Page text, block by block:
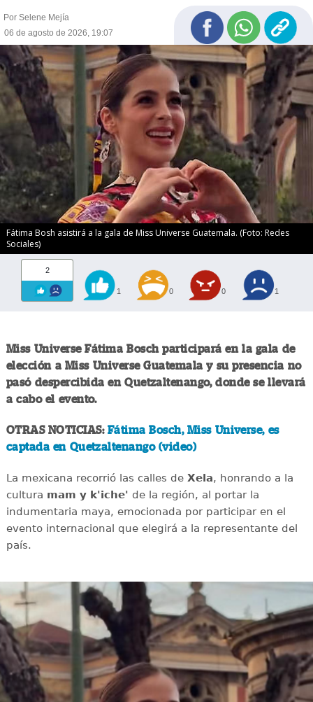
Por Selene Mejía
06 de agosto de 2026, 19:07
Fátima Bosh asistirá a la gala de Miss Universe Guatemala. (Foto: Redes
Sociales)
2
1 0 0 1
Miss Universe Fátima Bosch participará en la gala de
elección a Miss Universe Guatemala y su presencia no
pasó despercibida en Quetzaltenango, donde se llevará
a cabo el evento.
OTRAS NOTICIAS: Fátima Bosch, Miss Universe, es
captada en Quetzaltenango (video)
La mexicana recorrió las calles deXela, honrando a la
cultura mam y k'iche' de la región, al portar la
indumentaria maya, emocionada por participar en el
evento internacional que elegirá a la representante del
país.